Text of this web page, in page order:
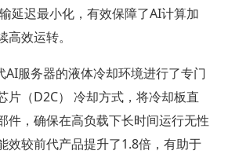
延迟最小化，有效保障了AI计算加
效运转。
AI服务器的液体冷却环境进行了专门
片（D2C） 冷却方式，将冷却板直
件，确保在高负载下长时间运行无性
效较前代产品提升了1.8倍，有助于